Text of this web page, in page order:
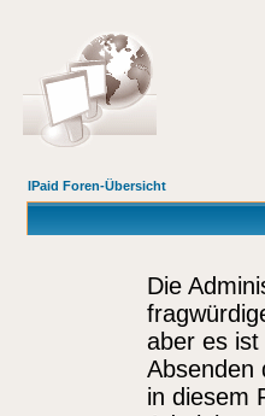
IPaid Foren-Übersicht
Die
aber es
Absenden
in diesem